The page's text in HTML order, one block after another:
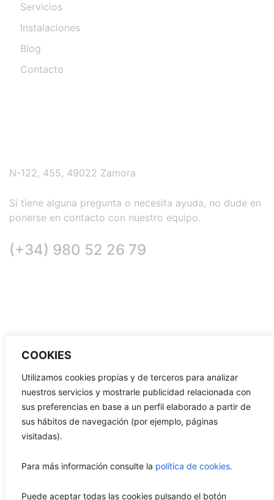
COOKIES
Utilizamos cookies propias y de terceros para analizar
nuestros servicios y mostrarle publicidad relacionada con
sus preferencias en base a un perfil elaborado a partir de
sus hábitos de navegación (por ejemplo, páginas
visitadas).
Para más información consulte la política de cookies.
Puede aceptar todas las cookies pulsando el botón
Servicios
Instalaciones
Blog
Contacto
N-122, 455, 49022 Zamora
Si tiene alguna pregunta o necesita ayuda, no dude en
ponerse en contacto con nuestro equipo.
(+34) 980 52 26 79
Copyright © 2023-2024 Estación de servicios Vista
Alegre.